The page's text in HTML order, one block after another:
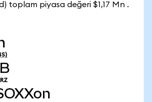
toplam piyasa değeri $1,17 Mn .